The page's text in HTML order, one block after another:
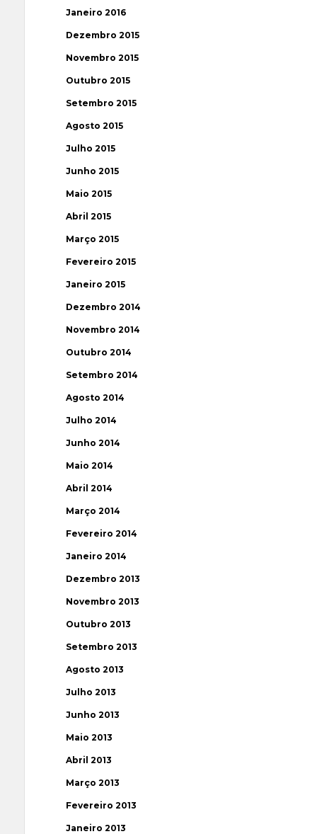
Janeiro 2016
Dezembro 2015
Novembro 2015
Outubro 2015
Setembro 2015
Agosto 2015
Julho 2015
Junho 2015
Maio 2015
Abril 2015
Março 2015
Fevereiro 2015
Janeiro 2015
Dezembro 2014
Novembro 2014
Outubro 2014
Setembro 2014
Agosto 2014
Julho 2014
Junho 2014
Maio 2014
Abril 2014
Março 2014
Fevereiro 2014
Janeiro 2014
Dezembro 2013
Novembro 2013
Outubro 2013
Setembro 2013
Agosto 2013
Julho 2013
Junho 2013
Maio 2013
Abril 2013
Março 2013
Fevereiro 2013
Janeiro 2013